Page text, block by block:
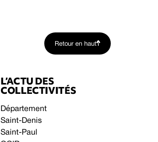
Retour en haut
L’ACTU DES
COLLECTIVITÉS
Département
Saint-Denis
Saint-Paul